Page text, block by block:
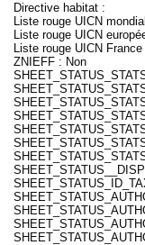
Directive habitat :
Liste rouge UICN
Liste rouge UICN
Liste rouge UICN
ZNIEFF : Non